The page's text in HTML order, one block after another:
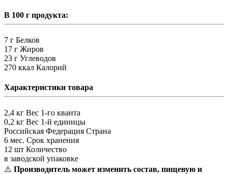
В 100 г продукта:
7 г Белков
17 г Жиров
23 г Углеводов
270 ккал Калорий
Характеристики товара
2,4 кг Вес 1-го кванта
0,2 кг Вес 1-й единицы
Российская Федерация Страна
6 мес. Срок хранения
12 шт Количество
в заводской упаковке
⚠️ Производитель может изменить состав, пищевую и